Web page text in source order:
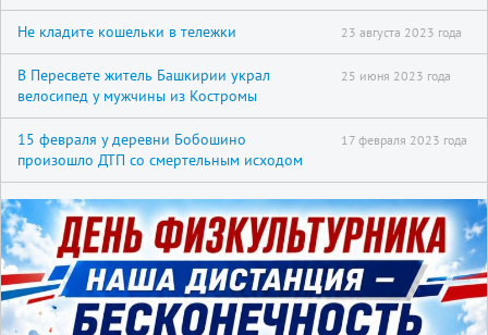
Не кладите кошельки в тележки 23 августа 2023 года
В Пересвете житель Башкирии украл
велосипед у мужчины из Костромы
25 июня 2023 года
15 февраля у деревни Бобошино
произошло ДТП со смертельным исходом
17 февраля 2023 года